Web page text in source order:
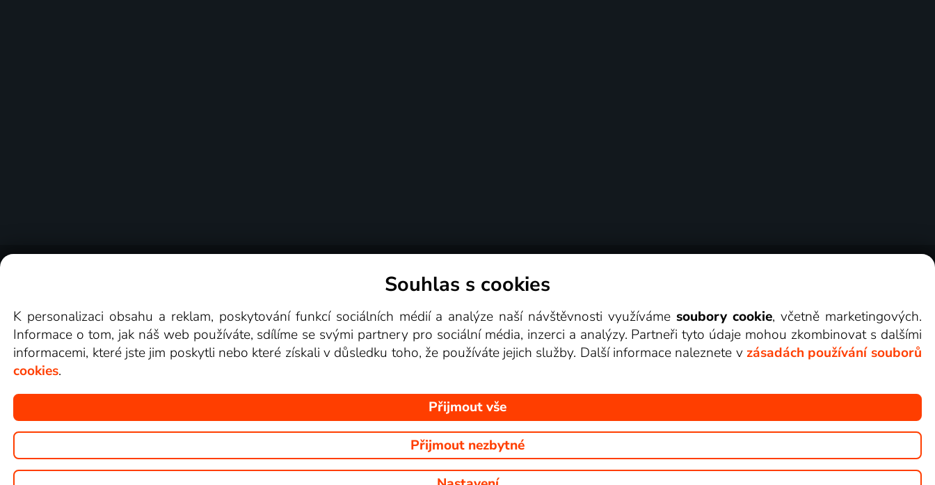
Videotéka
Copyright © goNET s.r.o. Na tomto webu jsou zobrazovány obrázky z pořadů TV stanic, které můžete sledovat v Lepší.TV.
Souhlas s cookies
K personalizaci obsahu a reklam, poskytování funkcí sociálních médií a analýze naší návštěvnosti využívámesoubory cookie, včetně marketingových.
Informace o tom, jak náš web používáte, sdílíme se svými partnery pro sociální média, inzerci a analýzy. Partneři tyto údaje mohou zkombinovat s dalšími
informacemi, které jste jim poskytli nebo které získali v důsledku toho, že používáte jejich služby. Další informace naleznete v zásadách používání souborů
cookies.
Přijmout vše
Přijmout nezbytné